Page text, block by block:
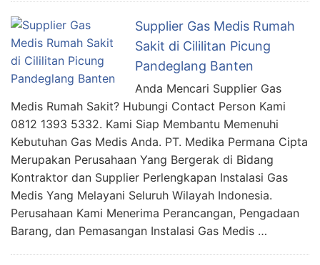
Supplier Gas Medis Rumah
Sakit di Cililitan Picung
Pandeglang Banten
Anda Mencari Supplier Gas
Medis Rumah Sakit? Hubungi Contact Person Kami
0812 1393 5332. Kami Siap Membantu Memenuhi
Kebutuhan Gas Medis Anda. PT. Medika Permana Cipta
Merupakan Perusahaan Yang Bergerak di Bidang
Kontraktor dan Supplier Perlengkapan Instalasi Gas
Medis Yang Melayani Seluruh Wilayah Indonesia.
Perusahaan Kami Menerima Perancangan, Pengadaan
Barang, dan Pemasangan Instalasi Gas Medis …